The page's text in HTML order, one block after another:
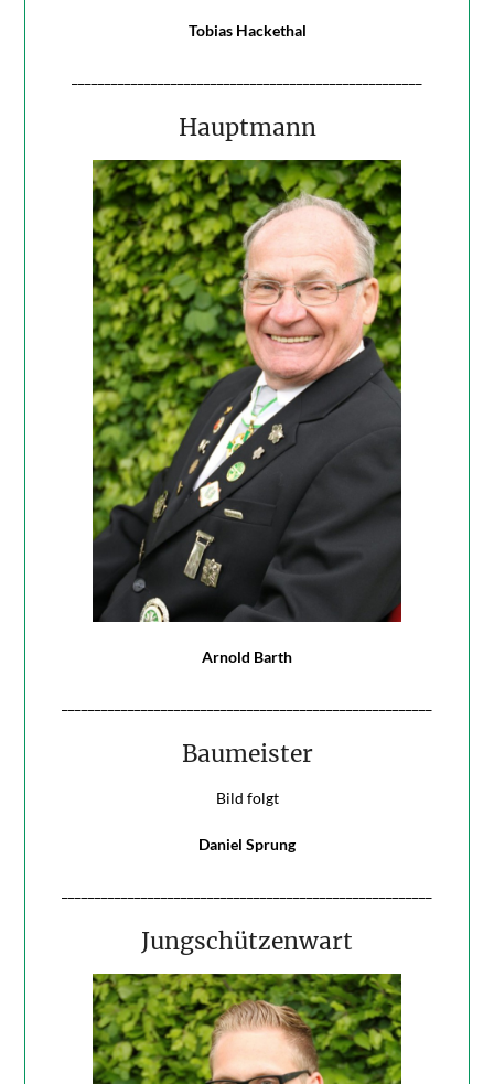
Tobias Hackethal
Hauptmann
Arnold Barth
Baumeister
Bild folgt
Daniel Sprung
Jungschützenwart